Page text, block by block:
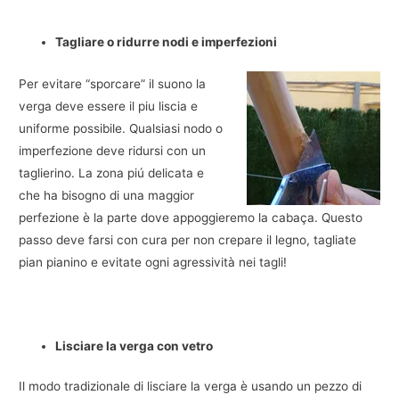
Tagliare o ridurre nodi e imperfezioni
Per evitare “sporcare” il suono la
verga deve essere il piu liscia e
uniforme possibile. Qualsiasi nodo o
imperfezione deve ridursi con un
taglierino. La zona piú delicata e
che ha bisogno di una maggior
perfezione è la parte dove appoggieremo la cabaça. Questo
passo deve farsi con cura per non crepare il legno, tagliate
pian pianino e evitate ogni agressività nei tagli!
Lisciare la verga con vetro
Il modo tradizionale di lisciare la verga è usando un pezzo di